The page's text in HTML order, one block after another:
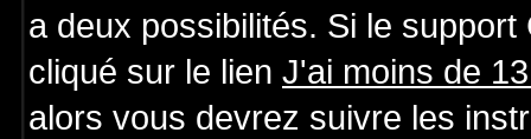
a deux possibilités. Si le
cliqué sur le lien J'ai moins de
alors vous devrez suivre les